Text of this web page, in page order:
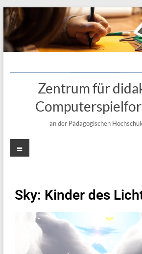
Zentrum für
an der Pädagogischen
Sky: Kinder des